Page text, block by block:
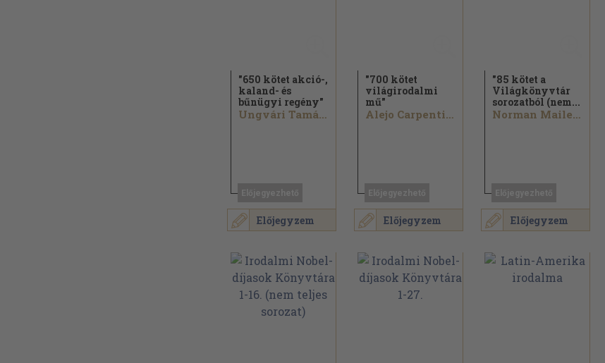
Előjegyzem
"650 kötet akció-,
kaland- és
bűnügyi regény"
Ungvári Tamás...
Előjegyzem
"700 kötet
világirodalmi
mű"
Alejo Carpentier...
Előjegyzem
"85 kötet a
Világkönyvtár
sorozatból (nem...
Norman Mailer...